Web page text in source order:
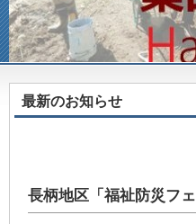
最新のお知らせ
長柄地区「福祉防災フ